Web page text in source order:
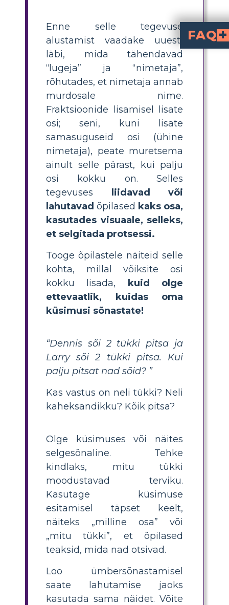
Enne selle tegevuse
alustamist vaadake uuesti
läbi, mida tähendavad
“lugeja” ja “nimetaja”,
rõhutades, et nimetaja annab
murdosale nime.
Fraktsioonide lisamisel lisate
osi; seni, kuni lisate
samasuguseid osi (ühine
nimetaja), peate muretsema
ainult selle pärast, kui palju
osi kokku on. Selles
tegevuses
liidavad või
lahutavad õpilased kaks osa,
kasutades visuaale, selleks,
et selgitada protsessi.
Tooge õpilastele näiteid selle
kohta, millal võiksite osi
kokku lisada,
kuid olge
ettevaatlik, kuidas oma
küsimusi sõnastate!
“Dennis sõi 2 tükki pitsa ja
Larry sõi 2 tükki pitsa. Kui
palju pitsat nad sõid? ”
Kas vastus on neli tükki? Neli
kaheksandikku? Kõik pitsa?
Olge küsimuses või näites
selgesõnaline. Tehke
kindlaks, mitu tükki
moodustavad terviku.
Kasutage küsimuse
esitamisel täpset keelt,
näiteks „milline osa” või
„mitu tükki”, et õpilased
teaksid, mida nad otsivad.
Loo ümbersõnastamisel
saate lahutamise jaoks
kasutada sama näidet. Võite
FAQ